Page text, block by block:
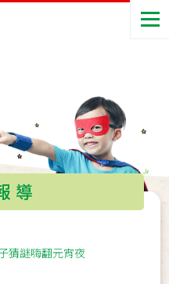
導
猜謎嗨翻元宵夜